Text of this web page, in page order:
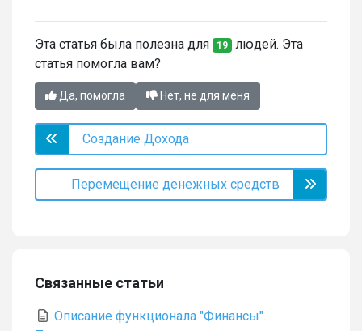
Эта статья была полезна для 19 людей. Эта
статья помогла вам?
Да, помогла Нет, не для меня
Создание Дохода
Перемещение денежных средств
Связанные статьи
Описание функционала "Финансы".